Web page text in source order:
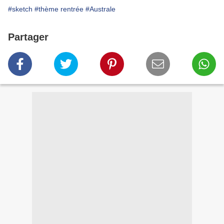
#sketch #thème rentrée #Australe
Partager